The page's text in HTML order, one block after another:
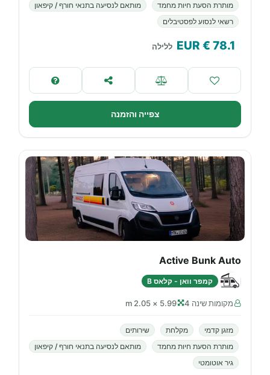
מותרת הסעת חיות מחמד
מותאם לנסיעה בתנאי חורף / קיפאון
רשאי לנסוע לפסטיבלים
78.1
€ EUR ללילה
צפייה והזמנה
Active Bunk Auto
קמפר וואן - קלאס B
מקומות שינה 4 5.99 × 2.05 m
מזגן קדמי מקלחת
שירותים
מותרת הסעת חיות מחמד
מותאם לנסיעה בתנאי חורף / קיפאון
גיר אוטומטי